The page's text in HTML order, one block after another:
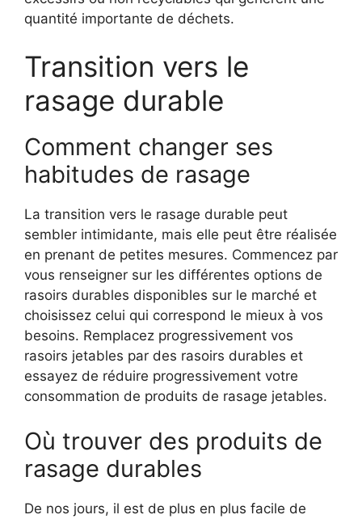
quantité importante de déchets.
Transition vers le
rasage durable
Comment changer ses
habitudes de rasage
La transition vers le rasage durable peut
sembler intimidante, mais elle peut être réalisée
en prenant de petites mesures. Commencez par
vous renseigner sur les différentes options de
rasoirs durables disponibles sur le marché et
choisissez celui qui correspond le mieux à vos
besoins. Remplacez progressivement vos
rasoirs jetables par des rasoirs durables et
essayez de réduire progressivement votre
consommation de produits de rasage jetables.
Où trouver des produits de
rasage durables
De nos jours, il est de plus en plus facile de